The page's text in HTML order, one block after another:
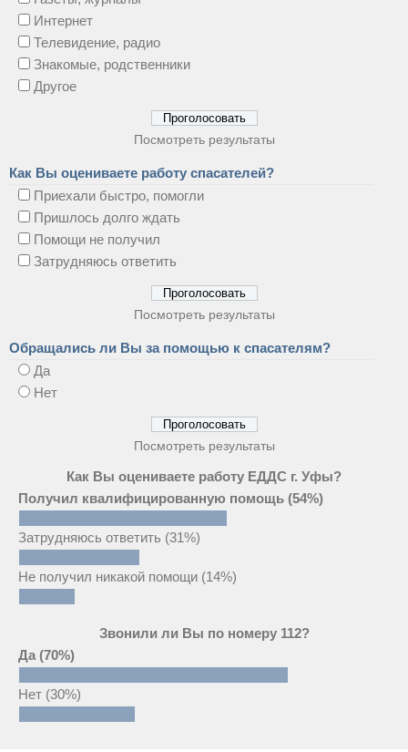
Интернет
Телевидение, радио
Знакомые, родственники
Другое
Посмотреть результаты
Как Вы оцениваете работу спасателей?
Приехали быстро, помогли
Пришлось долго ждать
Помощи не получил
Затрудняюсь ответить
Посмотреть результаты
Обращались ли Вы за помощью к спасателям?
Да
Нет
Посмотреть результаты
Как Вы оцениваете работу ЕДДС г. Уфы?
Получил квалифицированную помощь (54%)
Затрудняюсь ответить (31%)
Не получил никакой помощи (14%)
Звонили ли Вы по номеру 112?
Да (70%)
Нет (30%)